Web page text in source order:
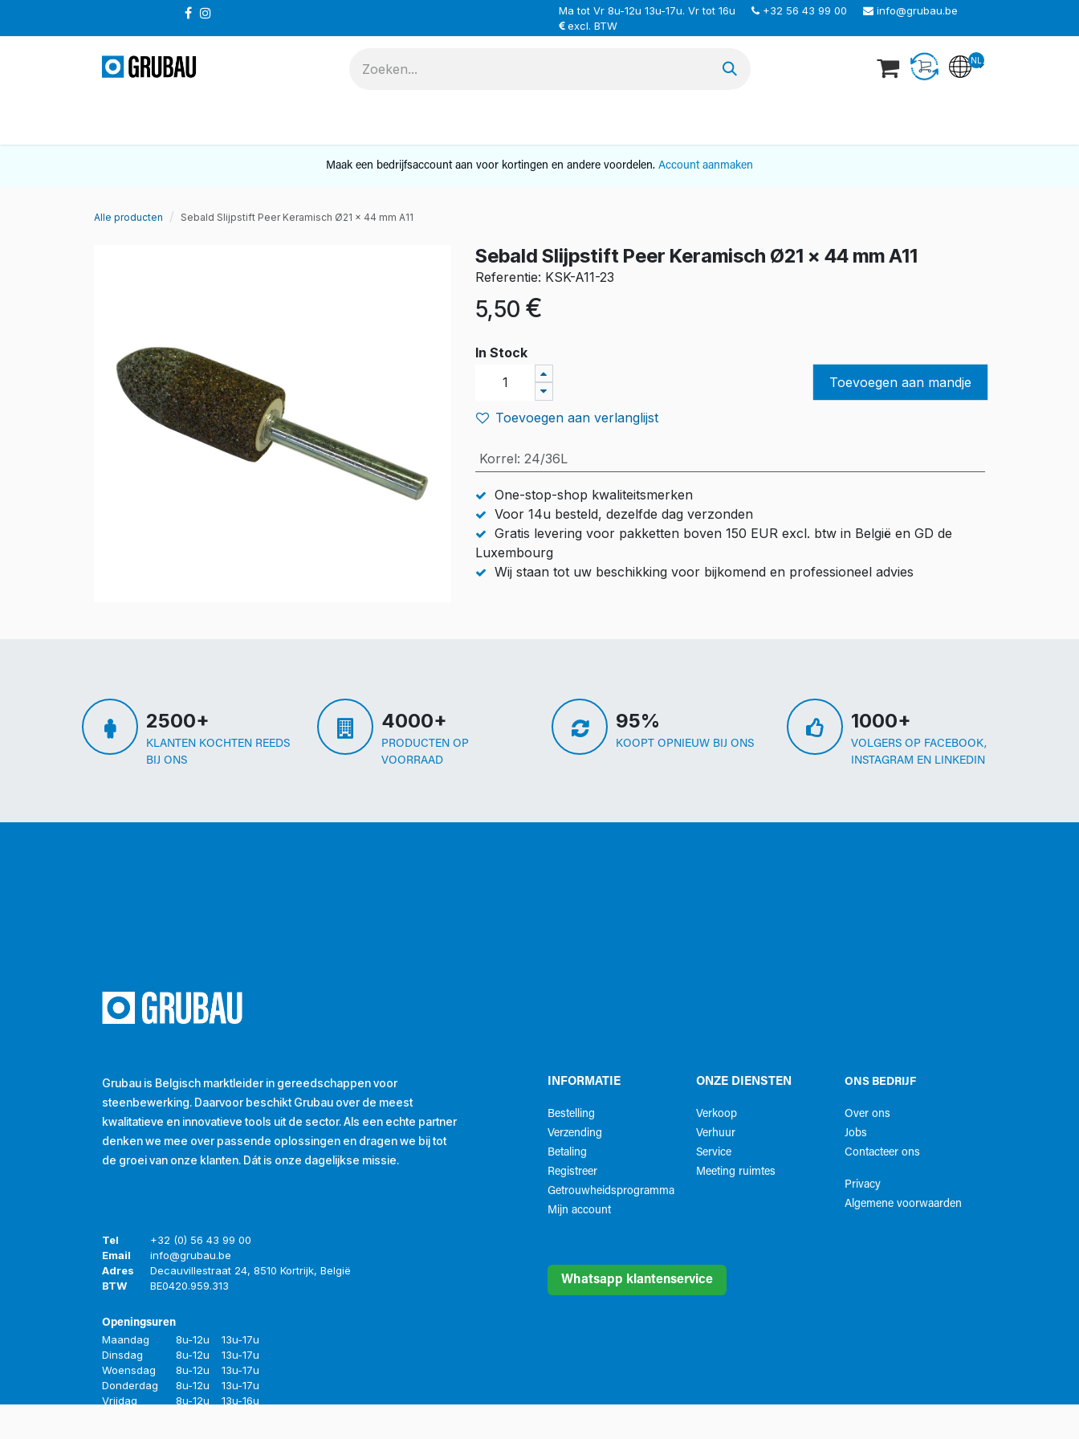
Ma tot Vr 8u-12u 13u-17u. Vr tot 16u +32 56 43 99 00
info@grubau.be
excl. BTW
NL
Maak een bedrijfsaccount aan voor kortingen en andere voordelen. Account aanmaken
Alle producten Sebald Slijpstift Peer Keramisch Ø21 x 44 mm A11
Sebald Slijpstift Peer Keramisch Ø21 x 44 mm A11
Referentie: KSK-A11-23
5,50 €
In Stock
Toevoegen aan mandje
Toevoegen aan verlanglijst
Korrel: 24/36L
One-stop-shop kwaliteitsmerken
Voor 14u besteld, dezelfde dag verzonden
Gratis levering voor pakketten boven 150 EUR excl. btw in België en GD de
Luxembourg
Wij staan tot uw beschikking voor bijkomend en professioneel advies
2500+
KLANTEN KOCHTEN REEDS
BIJ ONS
4000+
PRODUCTEN OP
VOORRAAD
95%
KOOPT OPNIEUW BIJ ONS
1000+
VOLGERS OP FACEBOOK,
INSTAGRAM EN LINKEDIN
INFORMATIE
Bestelling
Verzending
Betaling
Registreer
Getrouwheidsprogramma
Mijn account
ONZE DIENSTEN
Verkoop
Verhuur
Service
Meeting ruimtes
ONS BEDRIJF
Over ons
Jobs
Contacteer ons
Privacy
Algemene voorwaarden​
Whatsapp klantenservice
Grubau is Belgisch marktleider in gereedschappen voor
steenbewerking. Daarvoor beschikt Grubau over de meest
kwalitatieve en innovatieve tools uit de sector. Als een echte partner
denken we mee over passende oplossingen en dragen we bij tot
de groei van onze klanten. Dát is onze dagelijkse missie.
Tel
+32 (0) 56 43 99 00
Email
info@grubau.be
Adres
Decauvillestraat 24, 8510 Kortrijk, België
BTW
BE0420.959.313
Openingsuren
Maandag 8u-12u
13u-17u
Dinsdag
8u-12u
13u-17u
Woensdag
8u-12u
13u-17u
Donderdag
8u-12u
13u-17u
Vrijdag
8u-12u 13u-16u